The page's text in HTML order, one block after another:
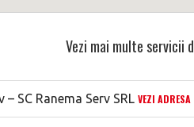
Vezi mai multe servicii
SC Ranema Serv SRL VEZI ADRESA